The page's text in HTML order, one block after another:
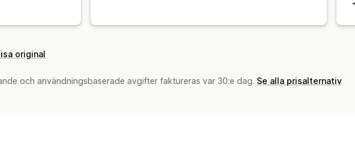
original
och användningsbaserade avgifter faktureras var 30:e dag. Se alla prisalternativ